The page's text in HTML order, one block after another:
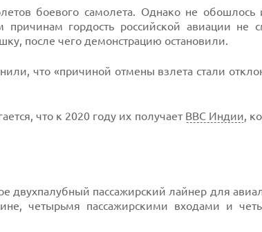
боевого самолета. Однако не обошлось
причинам гордость российской авиации не
после чего демонстрацию остановили.
что «причиной отмены взлета стали
что к 2020 году их получает ВВС Индии,
двухпалубный пассажирский лайнер для
четырьмя пассажирскими входами и